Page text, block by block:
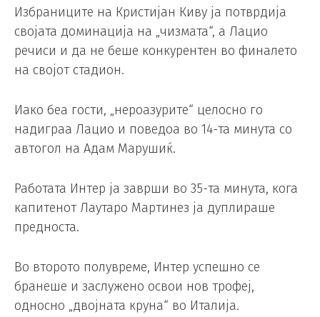
Избраниците на Кристијан Киву ја потврдија
својата доминација на „чизмата“, а Лацио
речиси и да не беше конкурентен во финалето
на својот стадион.
Иако беа гости, „нероазурите“ целосно го
надиграа Лацио и поведоа во 14-та минута со
автогол на Адам Марушиќ.
Работата Интер ја заврши во 35-та минута, кога
капитенот Лаутаро Мартинез ја дуплираше
предноста.
Во второто полувреме, Интер успешно се
бранеше и заслужено освои нов трофеј,
односно „двојната круна“ во Италија.